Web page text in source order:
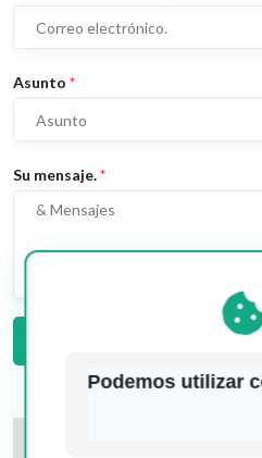
Asunto *
Su mensaje.*
Podemos utilizar